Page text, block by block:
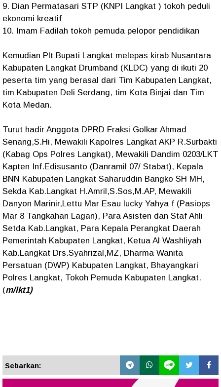
9. Dian Permatasari STP (KNPI Langkat ) tokoh peduli
ekonomi kreatif
10. Imam Fadilah tokoh pemuda pelopor pendidikan
Kemudian Plt Bupati Langkat melepas kirab Nusantara
Kabupaten Langkat Drumband (KLDC) yang di ikuti 20
peserta tim yang berasal dari Tim Kabupaten Langkat,
tim Kabupaten Deli Serdang, tim Kota Binjai dan Tim
Kota Medan.
Turut hadir Anggota DPRD Fraksi Golkar Ahmad
Senang,S.Hi, Mewakili Kapolres Langkat AKP R.Surbakti
(Kabag Ops Polres Langkat), Mewakili Dandim 0203/LKT
Kapten Inf.Edisusanto (Danramil 07/ Stabat), Kepala
BNN Kabupaten Langkat Saharuddin Bangko SH MH,
Sekda Kab.Langkat H.Amril,S.Sos,M.AP, Mewakili
Danyon Marinir,Lettu Mar Esau lucky Yahya f (Pasiops
Mar 8 Tangkahan Lagan), Para Asisten dan Staf Ahli
Setda Kab.Langkat, Para Kepala Perangkat Daerah
Pemerintah Kabupaten Langkat, Ketua Al Washliyah
Kab.Langkat Drs.Syahrizal,MZ, Dharma Wanita
Persatuan (DWP) Kabupaten Langkat, Bhayangkari
Polres Langkat, Tokoh Pemuda Kabupaten Langkat.
(m/lkt1)
Sebarkan: